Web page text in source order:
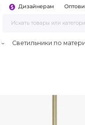
Дизайнерам
Светильники по